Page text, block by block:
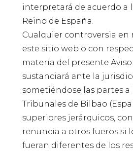
interpretará de acuerdo a
Reino de España.
Cualquier controversia en
este sitio web o con
materia del presente Aviso
sustanciará ante la
sometiéndose las partes a
Tribunales de Bilbao
superiores jerárquicos,
renuncia a otros fueros si
fueran diferentes de los